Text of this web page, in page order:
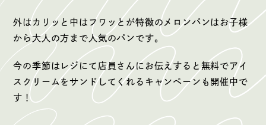
外はカリッと中はフワッとが特徴のメロンパンはお子様
から大人の方まで人気のパンです。
今の季節はレジにて店員さんにお伝えすると無料でアイ
スクリームをサンドしてくれるキャンペーンも開催中で
す！